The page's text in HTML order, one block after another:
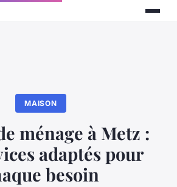
MAISON
ménage à Metz :
adaptés pour
besoin